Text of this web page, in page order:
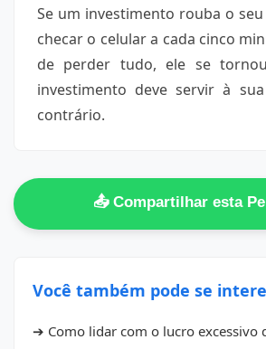
Se um investimento rouba o
checar o celular a cada cinco
de perder tudo, ele se
investimento deve servir à
contrário.
📤 Compartilhar esta
Você também pode se
➔ Como lidar com o lucro excessivo